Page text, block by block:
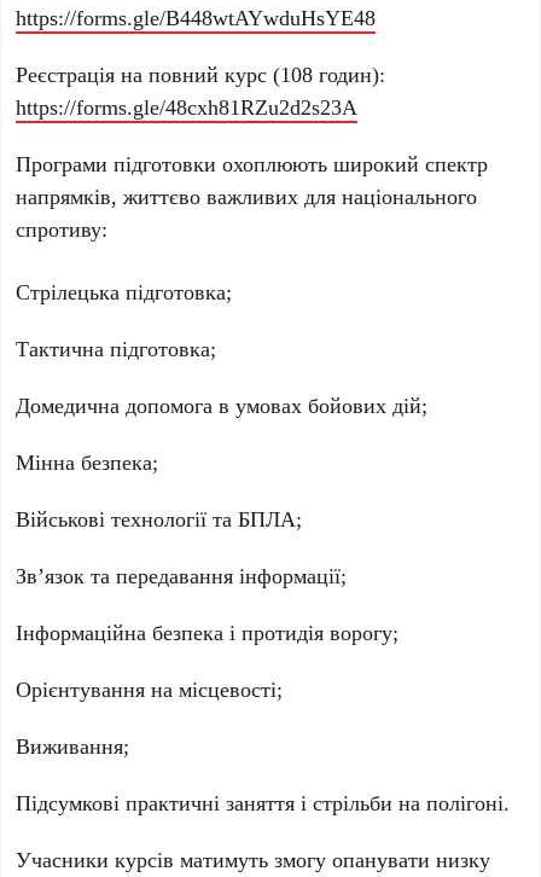
https://forms.gle/B448wtAYwduHsYE48
Реєстрація на повний курс (108 годин):
https://forms.gle/48cxh81RZu2d2s23A
Програми підготовки охоплюють широкий спектр
напрямків, життєво важливих для національного
спротиву:
Стрілецька підготовка;
Тактична підготовка;
Домедична допомога в умовах бойових дій;
Мінна безпека;
Військові технології та БПЛА;
Зв’язок та передавання інформації;
Інформаційна безпека і протидія ворогу;
Орієнтування на місцевості;
Виживання;
Підсумкові практичні заняття і стрільби на полігоні.
Учасники курсів матимуть змогу опанувати низку